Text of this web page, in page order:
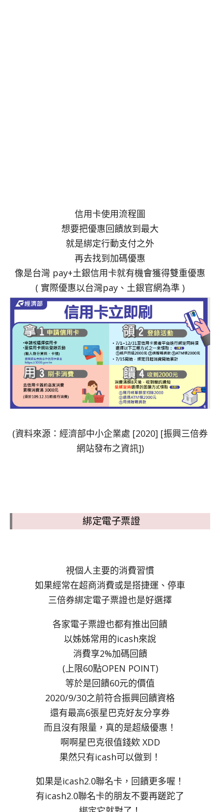
信用卡使用流程圖
想要把優惠回饋放到最大
就是綁定行動支付之外
再去找到加碼優惠
像是台灣 pay+土銀信用卡就有機會獲得雙重優惠
( 實際優惠以台灣pay、土銀官網為準 )
(資料來源：經濟部中小企業處 [2020] [振興三倍券
網站發布之資訊])
綁定電子票證
視個人主要的消費習慣
如果經常在超商消費或是搭捷運、停車
三倍券綁定電子票證也是好選擇
各家電子票證也都有推出回饋
以姊姊常用的icash來說
消費享2%加碼回饋
(上限60點OPEN POINT)
等於是回饋60元的價值
2020/9/30之前符合振興回饋資格
還有最高6張星巴克好友分享券
而且沒有限量，真的是超級優惠！
啊啊星巴克很值錢欸 XDD
果然只有icash可以做到！
如果是icash2.0聯名卡，回饋更多喔！
有icash2.0聯名卡的朋友不要再蹉跎了